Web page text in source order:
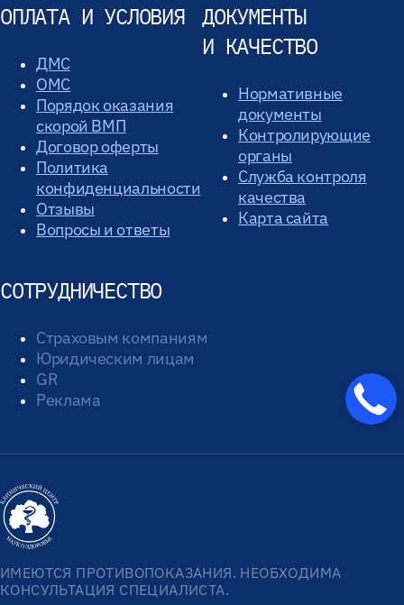
ОПЛАТА И УСЛОВИЯ
ДМС
ОМС
Порядок оказания
скорой ВМП
Договор оферты
Политика
конфиденциальности
Отзывы
Вопросы и ответы
ДОКУМЕНТЫ
И КАЧЕСТВО
Нормативные
документы
Контролирующие
органы
Служба контроля
качества
Карта сайта
СОТРУДНИЧЕСТВО
Страховым компаниям
Юридическим лицам
GR
Реклама
ИМЕЮТСЯ ПРОТИВОПОКАЗАНИЯ. НЕОБХОДИМА
КОНСУЛЬТАЦИЯ СПЕЦИАЛИСТА.